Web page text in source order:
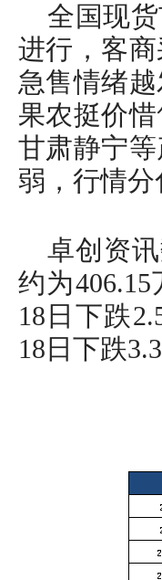
全国现
进行，客
急售情绪
果农挺价
甘肃静宁
弱，行情分
卓创资
约为
18日下跌
18日下跌